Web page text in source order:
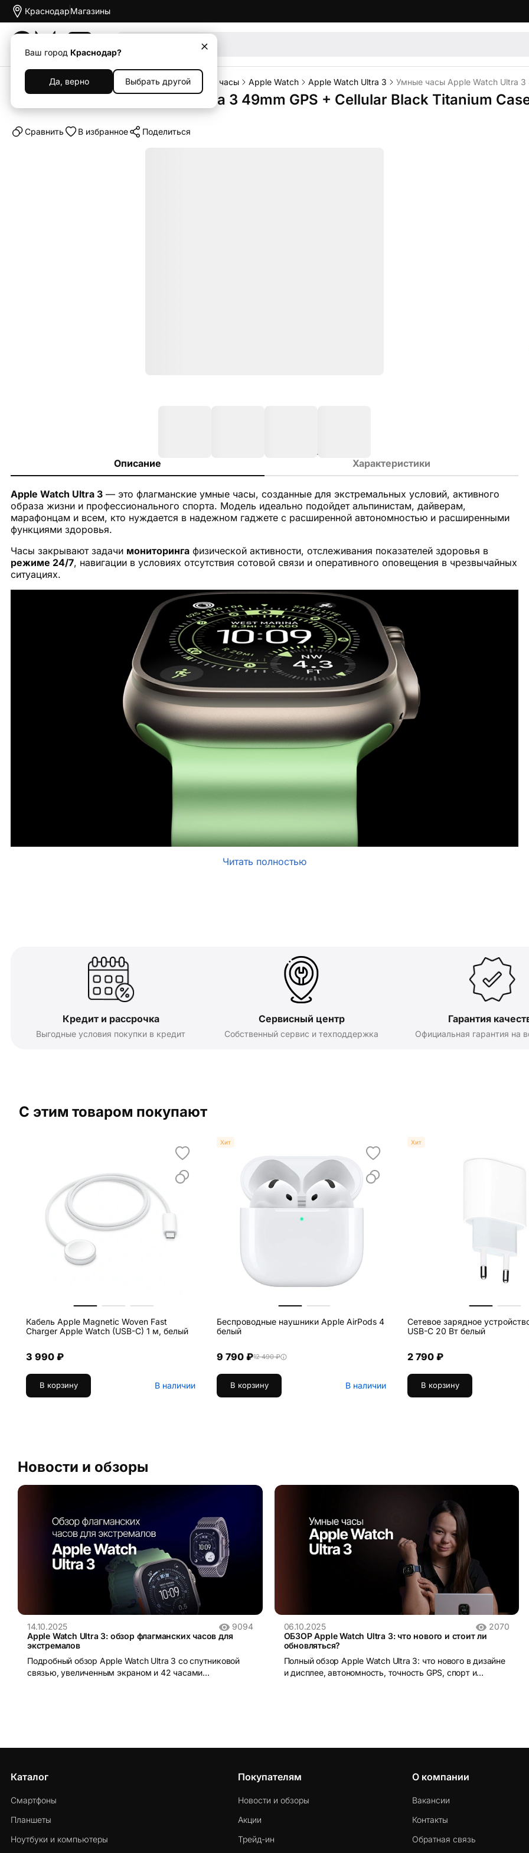
Краснодар
Ваш город Краснодар?
Да, верно Выбрать другой
Магазины
Каталог Носимые устройства Умные часы Apple Watch Apple Watch Ultra 3 Умные часы Apple Watch Ultra 3
Умные часы Apple Watch Ultra 3 49mm GPS + Cellular Black Titanium
Cравнить В избранное Поделиться
Описание Характеристики
Apple Watch Ultra 3 — это флагманские умные часы, созданные для экстремальных условий, активного
образа жизни и профессионального спорта. Модель идеально подойдет альпинистам, дайверам,
марафонцам и всем, кто нуждается в надежном гаджете с расширенной автономностью и расширенными
функциями здоровья.
Часы закрывают задачи мониторинга физической активности, отслеживания показателей здоровья в
режиме 24/7, навигации в условиях отсутствия сотовой связи и оперативного оповещения в чрезвычайных
ситуациях.
Читать полностью
Кредит и рассрочка
Выгодные условия покупки в кредит
Сервисный центр
Собственный сервис и техподдержка
Гарантия
Официальная гарантия на
С этим товаром покупают
Кабель Apple Magnetic Woven Fast
Charger Apple Watch (USB-C) 1 м, белый
3 990 ₽
В корзину В наличии
Хит
Беспроводные наушники Apple AirPods 4
белый
9 790 ₽12 490 ₽
В корзину В наличии
Хит
Сетевое зарядное
USB-C 20 Вт белый
2 790 ₽
В корзину
Новости и обзоры
14.10.2025
9094
Apple Watch Ultra 3: обзор флагманских часов для
экстремалов
Подробный обзор Apple Watch Ultra 3 со спутниковой
связью, увеличенным экраном и 42 часами
06.10.2025
2070
ОБЗОР Apple Watch Ultra 3: что нового и стоит ли
обновляться?
Полный обзор Apple Watch Ultra 3: что нового в дизайне
и дисплее, автономность, точность GPS, спорт и
Каталог
Смартфоны
Планшеты
Ноутбуки и компьютеры
Покупателям
Новости и обзоры
Акции
Трейд-ин
О компании
Вакансии
Контакты
Обратная связь